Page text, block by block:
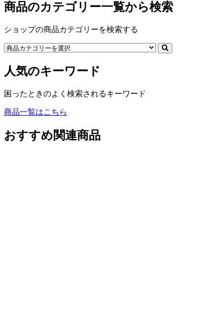
商品のカテゴリー一覧から検索
ショップの商品カテゴリーを検索する
人気のキーワード
困ったときのよく検索されるキーワード
商品一覧はこちら
おすすめ関連商品